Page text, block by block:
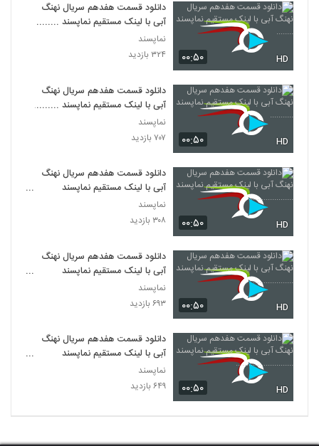
۰۰:۵۰ HD
دانلود قسمت هفدهم سریال نهنگ
آبی با لینک مستقیم نماپسند ........
نماپسند
۳۲۴ بازدید
۰۰:۵۰ HD
دانلود قسمت هفدهم سریال نهنگ
آبی با لینک مستقیم نماپسند ...........
نماپسند
۷۰۷ بازدید
۰۰:۵۰ HD
دانلود قسمت هفدهم سریال نهنگ
آبی با لینک مستقیم نماپسند
......................
نماپسند
۳۰۸ بازدید
۰۰:۵۰ HD
دانلود قسمت هفدهم سریال نهنگ
آبی با لینک مستقیم نماپسند
...................
نماپسند
۶۹۳ بازدید
۰۰:۵۰ HD
دانلود قسمت هفدهم سریال نهنگ
آبی با لینک مستقیم نماپسند
...........................
نماپسند
۶۴۹ بازدید